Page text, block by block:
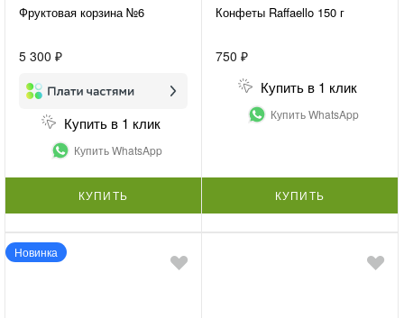
Фруктовая корзина №6
5 300 ₽
Купить в 1 клик
Купить WhatsApp
КУПИТЬ
Конфеты Raffaello 150 г
750 ₽
Купить в 1 клик
Купить WhatsApp
КУПИТЬ
Новинка